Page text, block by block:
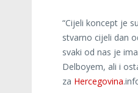
“Cijeli koncept je
stvarno cijeli dan
svaki od nas je
Delboyem, ali i
za Hercegovina